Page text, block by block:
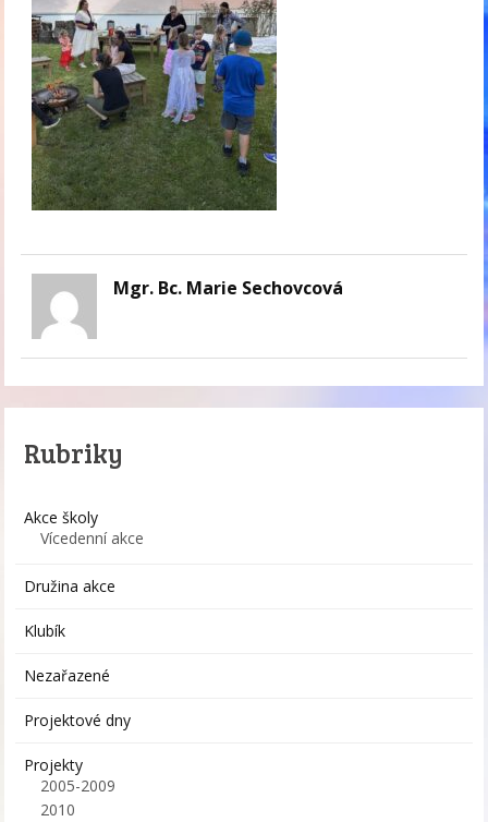
Mgr. Bc. Marie Sechovcová
Rubriky
Akce školy
Vícedenní akce
Družina akce
Klubík
Nezařazené
Projektové dny
Projekty
2005-2009
2010